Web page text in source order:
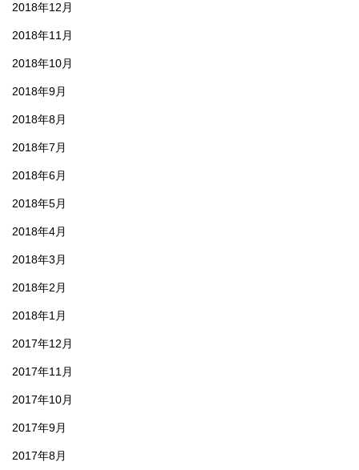
2018年12月
2018年11月
2018年10月
2018年9月
2018年8月
2018年7月
2018年6月
2018年5月
2018年4月
2018年3月
2018年2月
2018年1月
2017年12月
2017年11月
2017年10月
2017年9月
2017年8月